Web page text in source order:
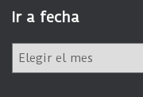
e
g
o
í
Ir a fecha